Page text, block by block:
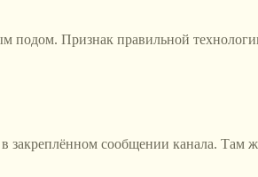
подом. Признак правильной
закреплённом сообщении канала.